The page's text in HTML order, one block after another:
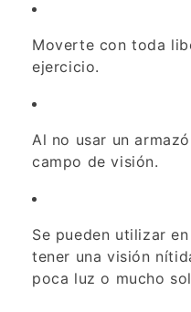
Moverte con toda
ejercicio.
Al no usar un
campo de visión.
Se pueden utilizar
tener una visión
poca luz o mucho